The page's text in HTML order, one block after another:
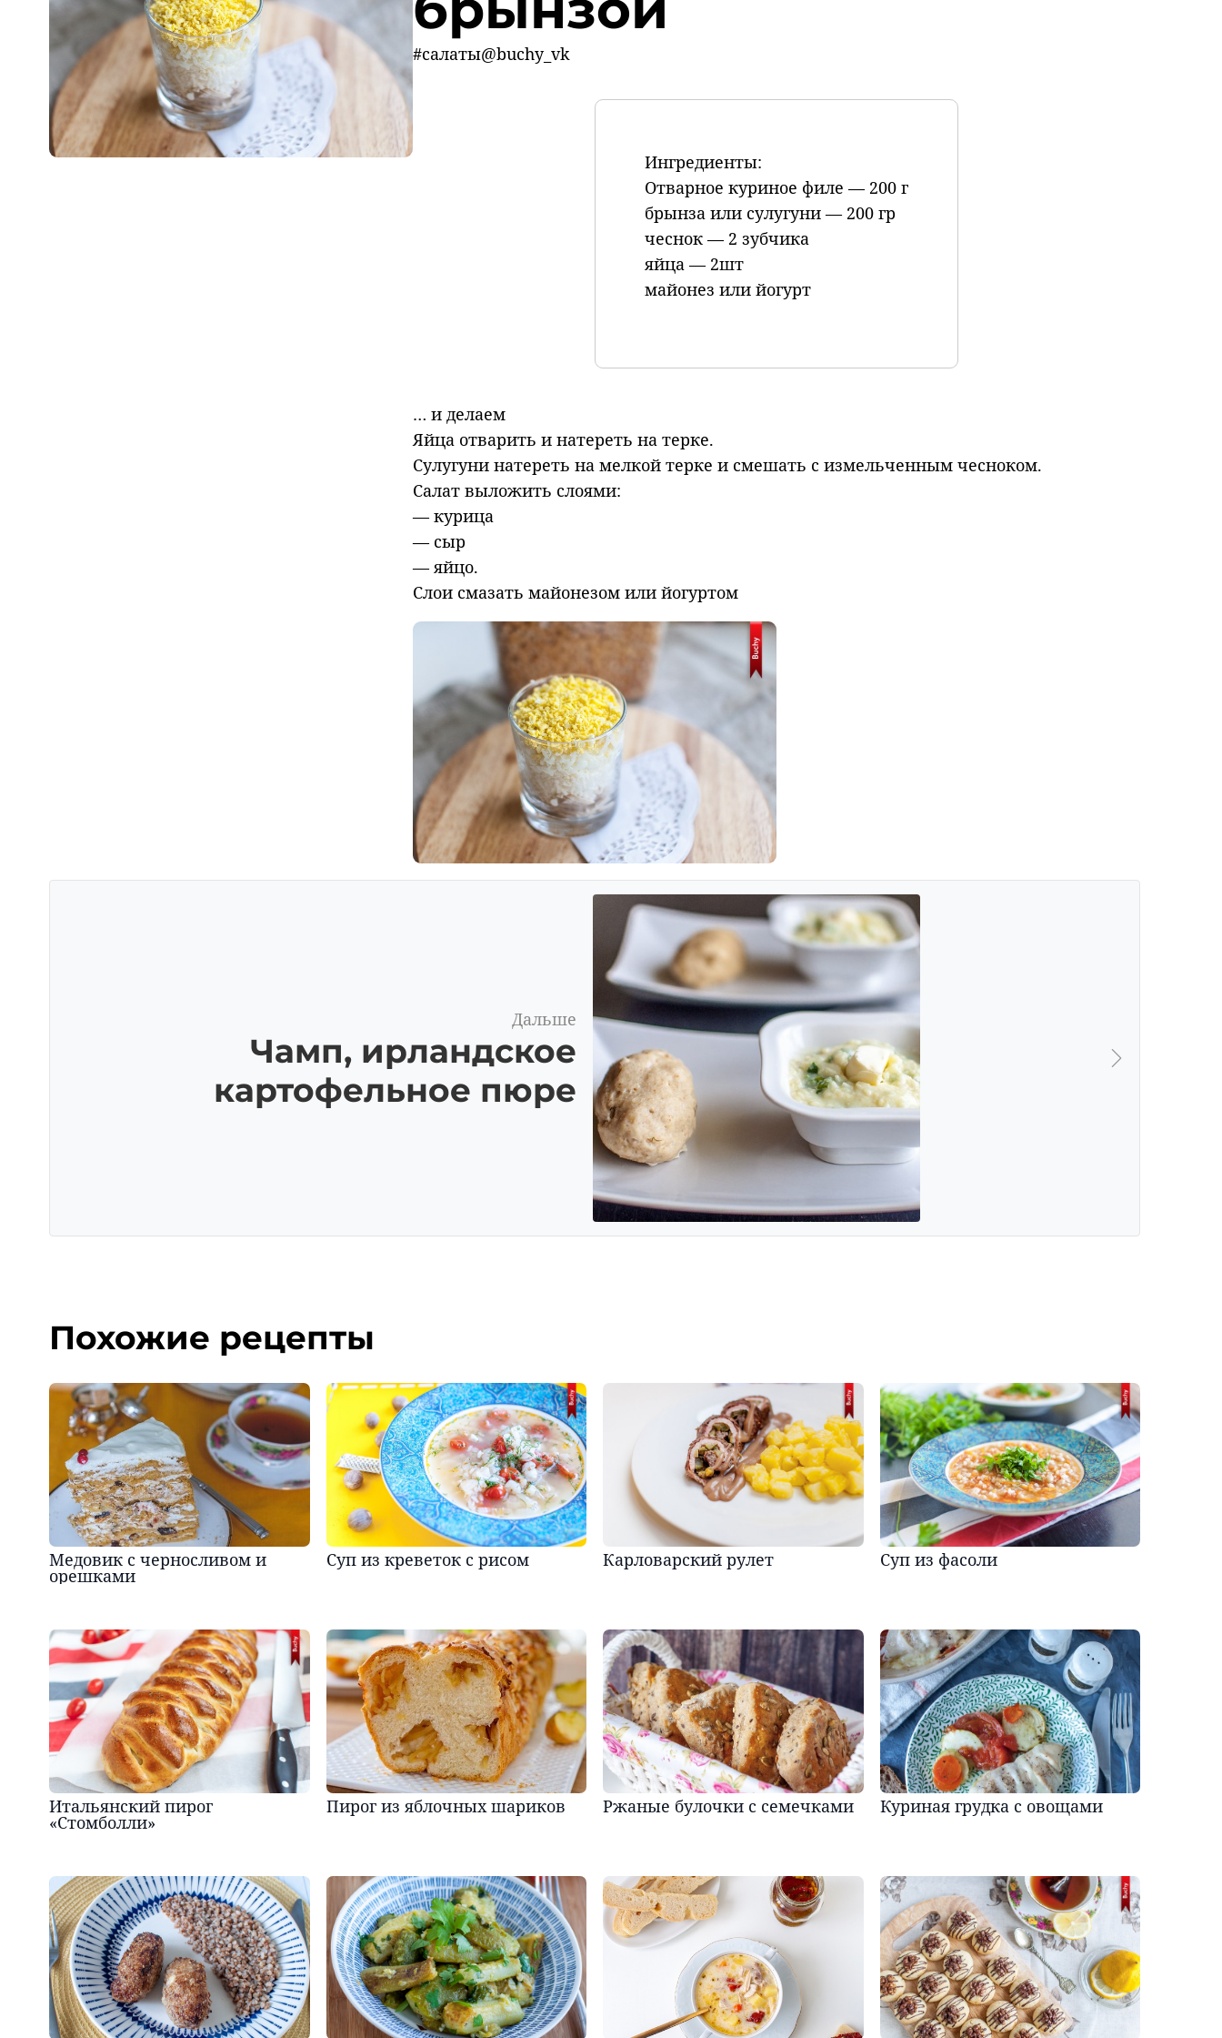
#салаты@buchy_vk
Ингредиенты:
Отварное куриное филе — 200 г
брынза или сулугуни — 200 гр
чеснок — 2 зубчика
яйца — 2шт
майонез или йогурт
… и делаем
Яйца отварить и натереть на терке.
Сулугуни натереть на мелкой терке и смешать с измельченным чесноком.
Салат выложить слоями:
— курица
— сыр
— яйцо.
Слои смазать майонезом или йогуртом
Дальше
Чамп, ирландское
картофельное пюре
Похожие рецепты
Медовик с черносливом и
орешками
Суп из креветок с рисом Карловарский рулет Суп из фасоли
Итальянский пирог
«Стомболли»
Пирог из яблочных шариков Ржаные булочки с семечками Куриная грудка с овощами